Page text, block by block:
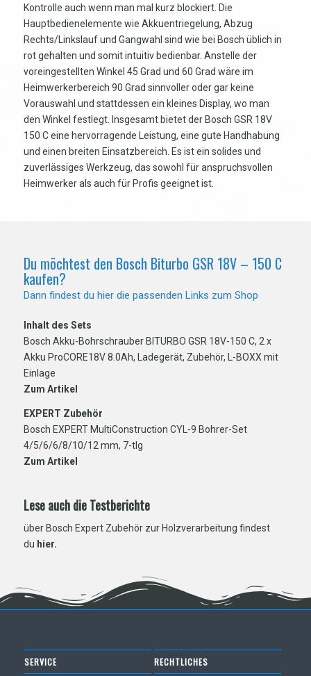
Kontrolle auch wenn man mal kurz blockiert. Die
Hauptbedienelemente wie Akkuentriegelung, Abzug
Rechts/Linkslauf und Gangwahl sind wie bei Bosch üblich in
rot gehalten und somit intuitiv bedienbar. Anstelle der
voreingestellten Winkel 45 Grad und 60 Grad wäre im
Heimwerkerbereich 90 Grad sinnvoller oder gar keine
Vorauswahl und stattdessen ein kleines Display, wo man
den Winkel festlegt. Insgesamt bietet der Bosch GSR 18V
150 C eine hervorragende Leistung, eine gute Handhabung
und einen breiten Einsatzbereich. Es ist ein solides und
zuverlässiges Werkzeug, das sowohl für anspruchsvollen
Heimwerker als auch für Profis geeignet ist.
Du möchtest den Bosch Biturbo GSR 18V – 150 C
kaufen?
Dann findest du hier die passenden Links zum Shop
Inhalt des Sets
Bosch Akku-Bohrschrauber BITURBO GSR 18V-150 C, 2 x
Akku ProCORE18V 8.0Ah, Ladegerät, Zubehör, L-BOXX mit
Einlage
Zum Artikel
EXPERT Zubehör
Bosch EXPERT MultiConstruction CYL-9 Bohrer-Set
4/5/6/6/8/10/12 mm, 7-tlg
Zum Artikel
Lese auch die Testberichte
über Bosch Expert Zubehör zur Holzverarbeitung findest
du hier.
SERVICE RECHTLICHES